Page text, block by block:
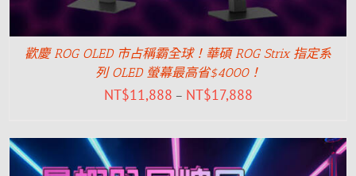
歡慶 ROG OLED 市占稱霸全球！華碩 ROG Strix 指定系
列 OLED 螢幕最高省$4000！
NT$11,888 – NT$17,888